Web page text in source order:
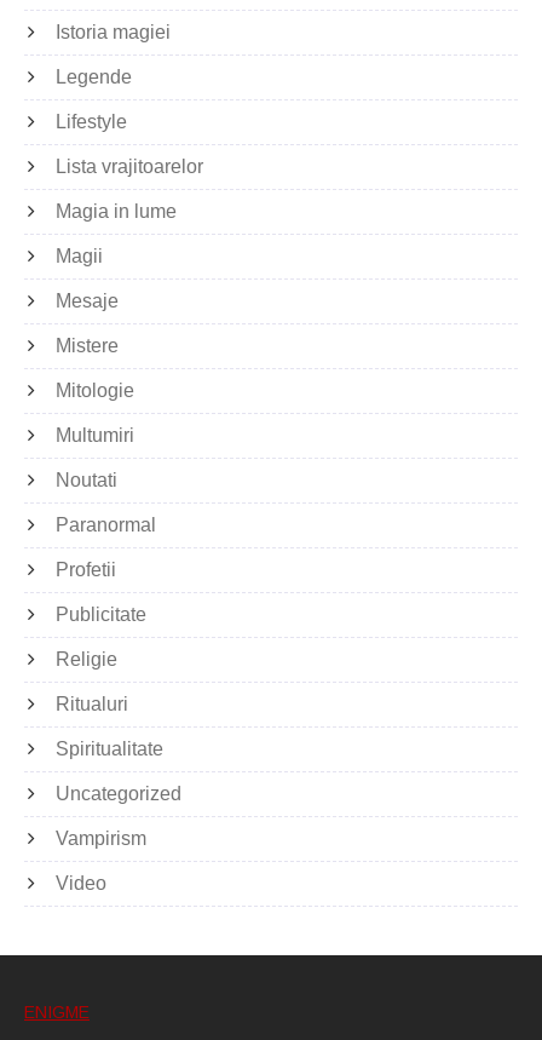
Istoria magiei
Legende
Lifestyle
Lista vrajitoarelor
Magia in lume
Magii
Mesaje
Mistere
Mitologie
Multumiri
Noutati
Paranormal
Profetii
Publicitate
Religie
Ritualuri
Spiritualitate
Uncategorized
Vampirism
Video
ENIGME